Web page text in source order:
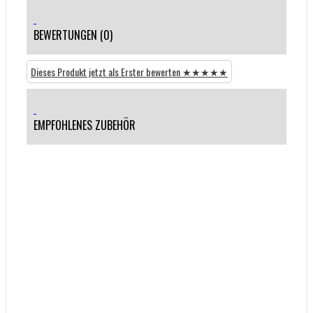
BEWERTUNGEN (0)
Dieses Produkt jetzt als Erster bewerten ★★★★★
EMPFOHLENES ZUBEHÖR